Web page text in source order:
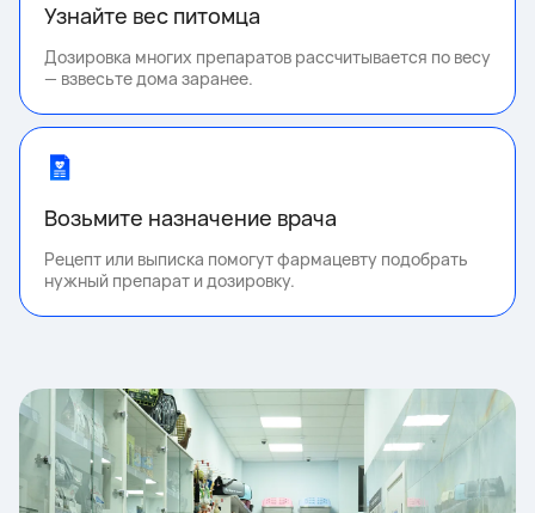
Узнайте вес питомца
Дозировка многих препаратов рассчитывается по весу
— взвесьте дома заранее.
Возьмите назначение врача
Рецепт или выписка помогут фармацевту подобрать
нужный препарат и дозировку.